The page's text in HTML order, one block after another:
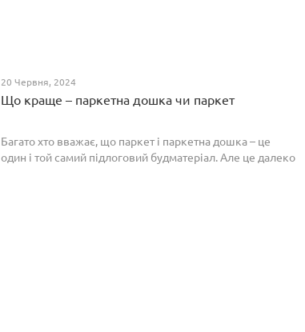
20 Червня, 2024
Що краще – паркетна дошка чи паркет
Багато хто вважає, що паркет і паркетна дошка – це
один і той самий підлоговий будматеріал. Але це далеко